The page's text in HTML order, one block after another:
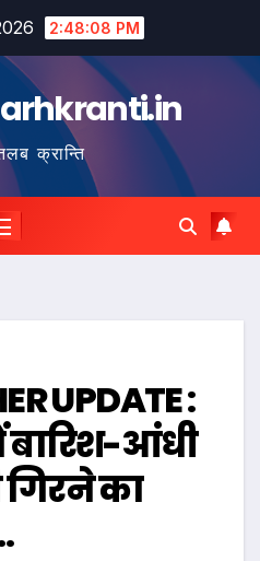
2:48:09 PM
क्रान्ति
UPDATE :
आंधी
का